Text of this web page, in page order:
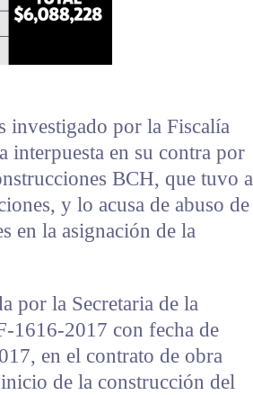
investigado por la Fiscalía
interpuesta en su contra por
BCH, que tuvo a
y lo acusa de abuso de
en la asignación de la
por la Secretaria de la
1616-2017 con fecha de
en el contrato de obra
de la construcción del